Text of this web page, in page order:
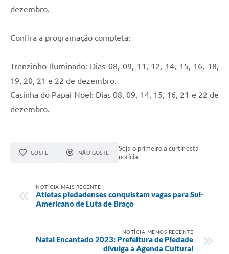
dezembro.
Confira a programação completa:
Trenzinho Iluminado: Dias 08, 09, 11, 12, 14, 15, 16, 18,
19, 20, 21 e 22 de dezembro.
Casinha do Papai Noel: Dias 08, 09, 14, 15, 16, 21 e 22 de
dezembro.
GOSTEI NÃO GOSTEI
Seja o primeiro a curtir esta
notícia.
NOTÍCIA MAIS RECENTE
Atletas piedadenses conquistam vagas para Sul-
Americano de Luta de Braço
NOTÍCIA MENOS RECENTE
Natal Encantado 2023: Prefeitura de Piedade
divulga a Agenda Cultural